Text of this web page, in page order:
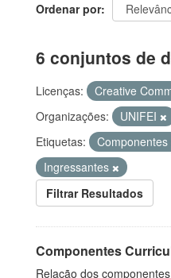
Ordenar por
6 conjuntos de
Licenças:
Creative
Organizações:
UNIFEI
Etiquetas:
Componentes
Ingressantes
Filtrar Resultados
Componentes
Relação dos